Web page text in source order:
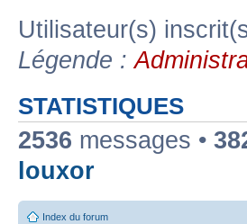
Utilisateur(s)
Légende :
STATISTIQUES
2536 messages •
louxor
Index du forum